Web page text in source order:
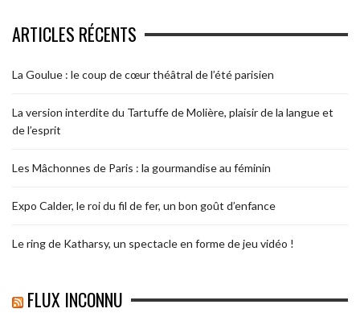
ARTICLES RÉCENTS
La Goulue : le coup de cœur théâtral de l’été parisien
La version interdite du Tartuffe de Molière, plaisir de la langue et
de l’esprit
Les Mâchonnes de Paris : la gourmandise au féminin
Expo Calder, le roi du fil de fer, un bon goût d’enfance
Le ring de Katharsy, un spectacle en forme de jeu vidéo !
FLUX INCONNU